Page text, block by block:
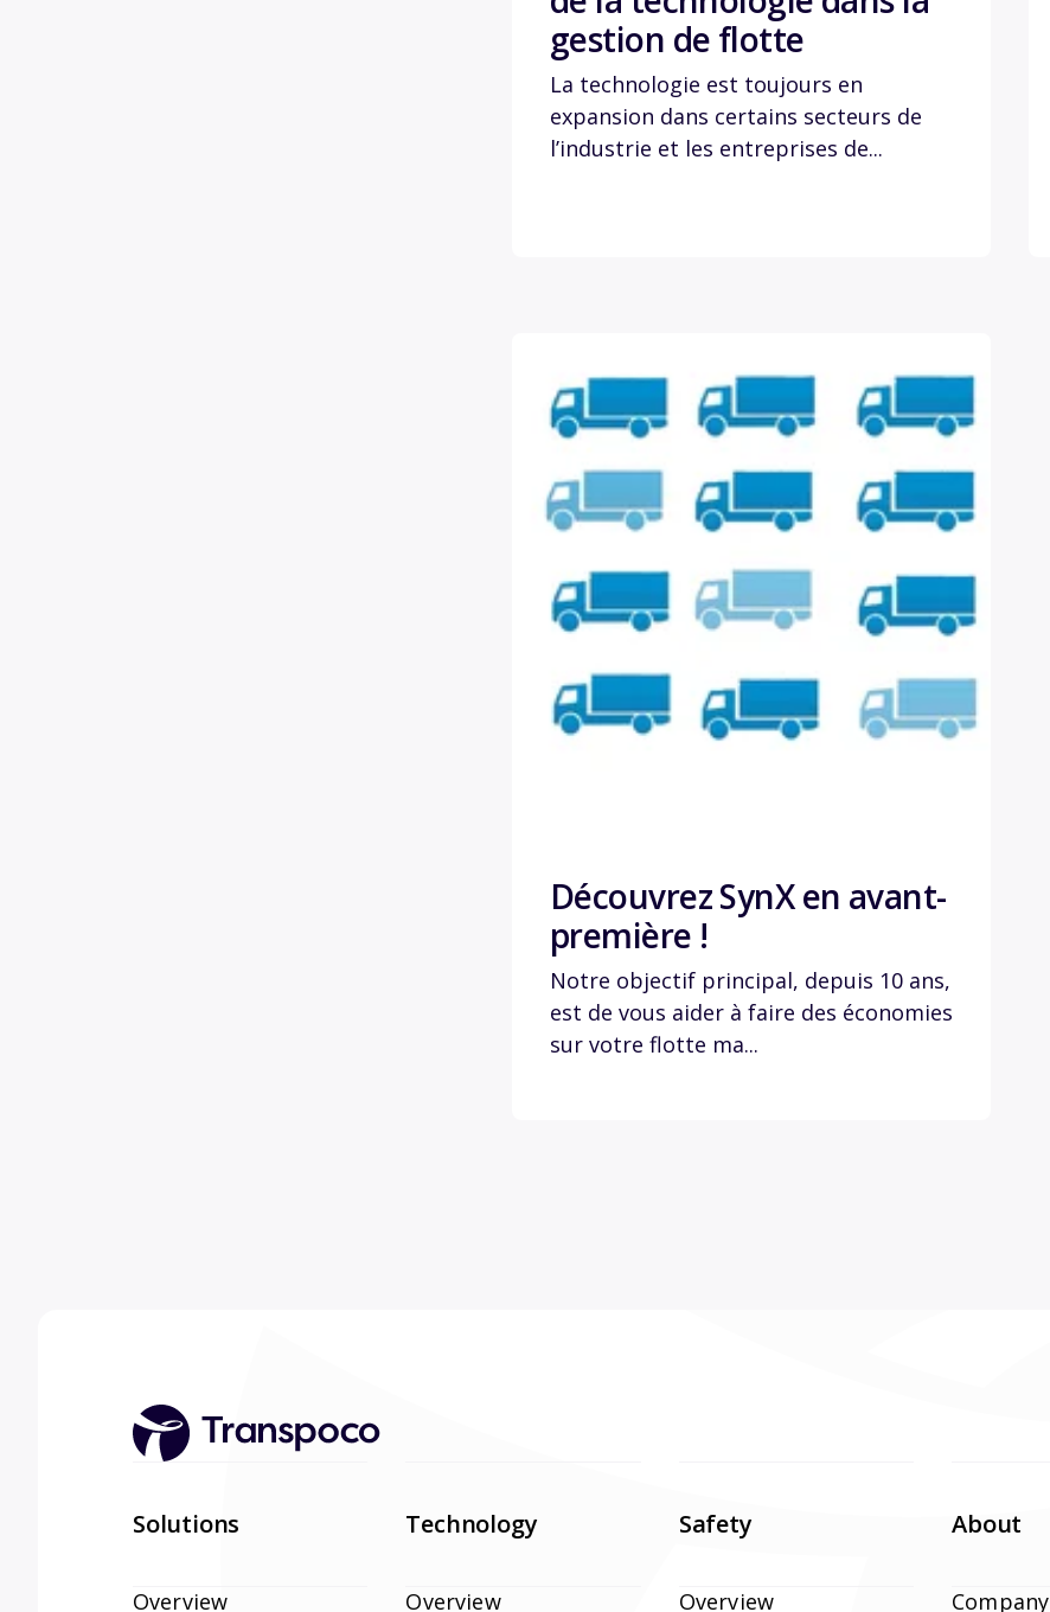
gestion de flotte
La technologie est toujours en
expansion dans certains secteurs de
l’industrie et les entreprises de...
Découvrez SynX en avant-
première !
Notre objectif principal, depuis 10 ans,
est de vous aider à faire des économies
sur votre flotte ma...
Solutions
Overview
Technology
Overview
Safety
Overview
About
Company